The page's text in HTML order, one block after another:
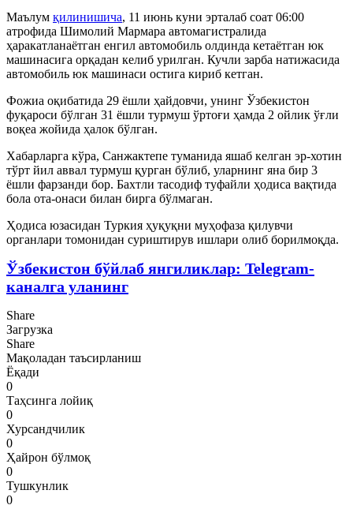
Маълум қилинишича, 11 июнь куни эрталаб соат 06:00
атрофида Шимолий Мармара автомагистралида
ҳаракатланаётган енгил автомобиль олдинда кетаётган юк
машинасига орқадан келиб урилган. Кучли зарба натижасида
автомобиль юк машинаси остига кириб кетган.
Фожиа оқибатида 29 ёшли ҳайдовчи, унинг Ўзбекистон
фуқароси бўлган 31 ёшли турмуш ўртоғи ҳамда 2 ойлик ўғли
воқеа жойида ҳалок бўлган.
Хабарларга кўра, Санжактепе туманида яшаб келган эр-хотин
тўрт йил аввал турмуш қурган бўлиб, уларнинг яна бир 3
ёшли фарзанди бор. Бахтли тасодиф туфайли ҳодиса вақтида
бола ота-онаси билан бирга бўлмаган.
Ҳодиса юзасидан Туркия ҳуқуқни муҳофаза қилувчи
органлари томонидан суриштирув ишлари олиб борилмоқда.
Ўзбекистон бўйлаб янгиликлар: Telegram-
каналга уланинг
Share
Загрузка
Share
Мақоладан таъсирланиш
Ёқади
0
Таҳсинга лойиқ
0
Хурсандчилик
0
Ҳайрон бўлмоқ
0
Тушкунлик
0